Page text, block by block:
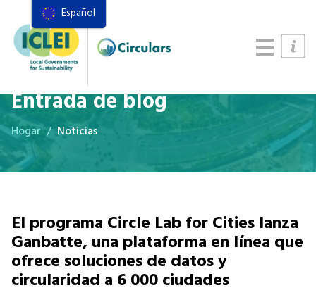
Recursos
Marco de acciones
Entrada de blog
Hogar Noticias
El programa Circle Lab for Cities lanza
Ganbatte, una plataforma en línea que
ofrece soluciones de datos y
circularidad a 6 000 ciudades
Español